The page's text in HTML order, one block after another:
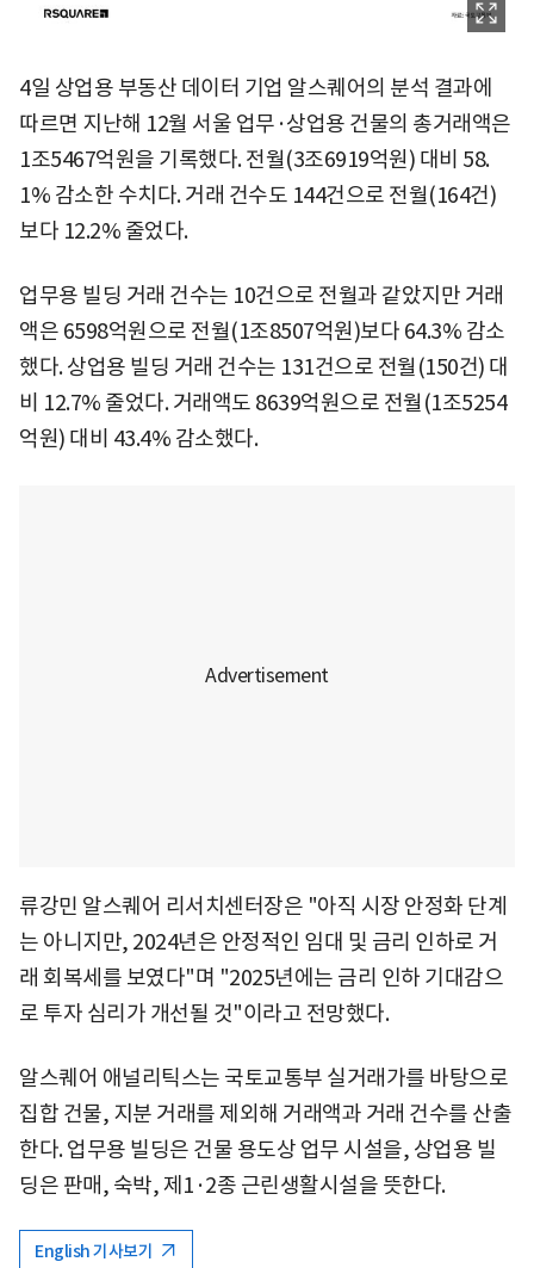
4일 상업용 부동산 데이터 기업 알스퀘어의 분석 결과에
따르면 지난해 12월 서울 업무·상업용 건물의 총거래액은
1조5467억원을 기록했다. 전월(3조6919억원) 대비 58.
1% 감소한 수치다. 거래 건수도 144건으로 전월(164건)
보다 12.2% 줄었다.
업무용 빌딩 거래 건수는 10건으로 전월과 같았지만 거래
액은 6598억원으로 전월(1조8507억원)보다 64.3% 감소
했다. 상업용 빌딩 거래 건수는 131건으로 전월(150건) 대
비 12.7% 줄었다. 거래액도 8639억원으로 전월(1조5254
억원) 대비 43.4% 감소했다.
류강민 알스퀘어 리서치센터장은 "아직 시장 안정화 단계
는 아니지만, 2024년은 안정적인 임대 및 금리 인하로 거
래 회복세를 보였다"며 "2025년에는 금리 인하 기대감으
로 투자 심리가 개선될 것"이라고 전망했다.
알스퀘어 애널리틱스는 국토교통부 실거래가를 바탕으로
집합 건물, 지분 거래를 제외해 거래액과 거래 건수를 산출
한다. 업무용 빌딩은 건물 용도상 업무 시설을, 상업용 빌
딩은 판매, 숙박, 제1·2종 근린생활시설을 뜻한다.
English 기사보기